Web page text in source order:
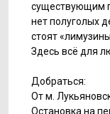
существующим
нет полуголых
стоят
Здесь всё для
Добраться:
От м.
Остановка на